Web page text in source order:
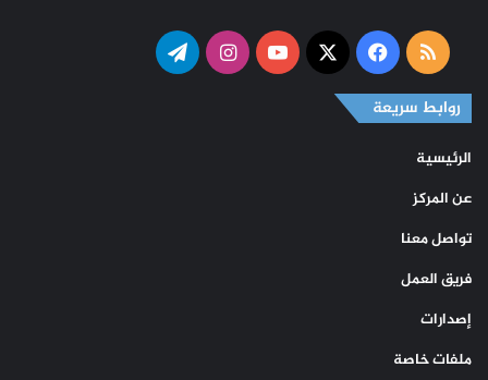
ملخص
الموقع
فيسبوك
‫X
‫YouTubeانستقرامتيلقرام
روابط سريعة
الرئيسية
عن المركز
تواصل معنا
فريق العمل
إصدارات
ملفات خاصة